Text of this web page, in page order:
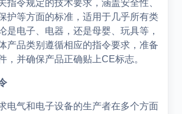
指令规定的技术要求，涵盖安全性、
护等方面的标准，适用于几乎所有类
是电子、电器，还是母婴、玩具等，
产品类别遵循相应的指令要求，准备
，并确保产品正确贴上CE标志。
电气和电子设备的生产者在多个方面